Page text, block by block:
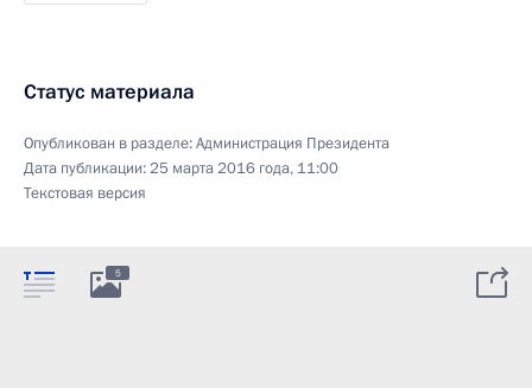
Статус материала
Опубликован в разделе:Администрация Президента
Дата публикации:25 марта 2016 года, 11:00
Текстовая версия
5